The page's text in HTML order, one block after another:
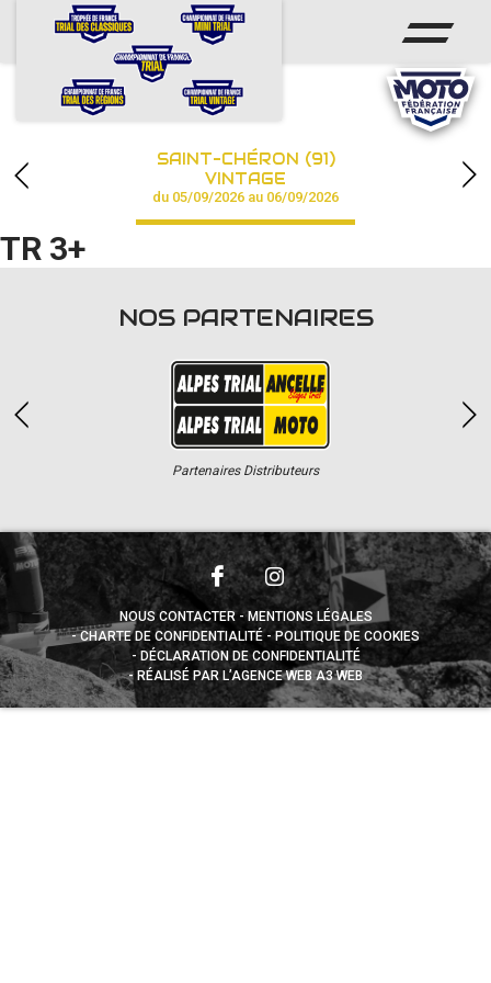
ACCUEIL
CALENDRIER
CHAMPIONNAT
RÉSULTATS
PHOTOS / VIDÉOS
PARTENAIRES
SAINT-CHÉRON (91)
VINTAGE
du 05/09/2026 au 06/09/2026
TR 3+
NOS PARTENAIRES
Partenaires Distributeurs
NOUS CONTACTER
MENTIONS LÉGALES
CHARTE DE CONFIDENTIALITÉ
POLITIQUE DE COOKIES
DÉCLARATION DE CONFIDENTIALITÉ
RÉALISÉ PAR L’AGENCE WEB A3 WEB